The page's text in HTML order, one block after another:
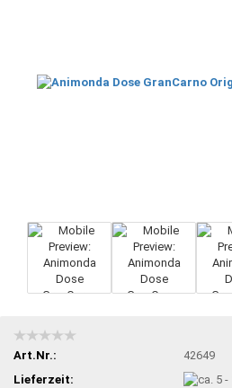
Art.Nr.:
42649
Lieferzeit: